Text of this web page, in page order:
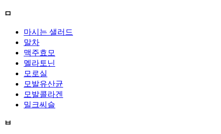
ㅁ
마시는 샐러드
말차
맥주효모
멜라토닌
모로실
모발유산균
모발콜라겐
밀크씨슬
ㅂ